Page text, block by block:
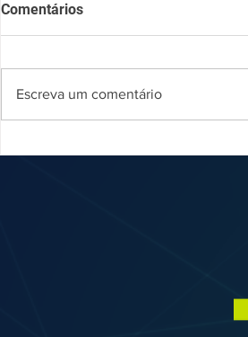
Comentários
Escreva um comentário